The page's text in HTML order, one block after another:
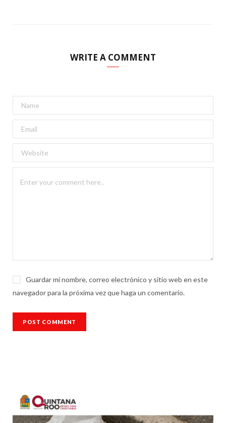
WRITE A COMMENT
Guardar mi nombre, correo electrónico y sitio web en este
navegador para la próxima vez que haga un comentario.